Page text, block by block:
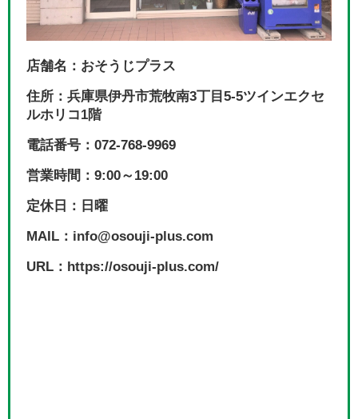
店舗名：おそうじプラス
住所：兵庫県伊丹市荒牧南3丁目5-5ツインエクセ
ルホリコ1階
電話番号：072-768-9969
営業時間：9:00～19:00
定休日：日曜
MAIL：info@osouji-plus.com
URL：https://osouji-plus.com/